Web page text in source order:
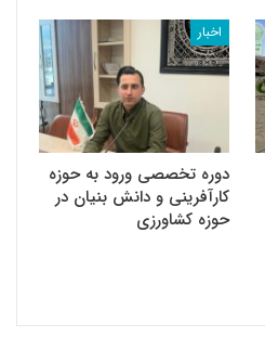
اخبار
دوره تخصصی ورود به حوزه
کارآفرینی و دانش بنیان در
حوزه کشاورزی